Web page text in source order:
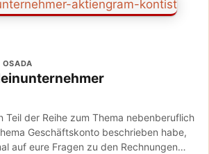
OSADA
Teil der Reihe zum Thema nebenberuflich
Geschäftskonto beschrieben habe,
auf eure Fragen zu den Rechnungen